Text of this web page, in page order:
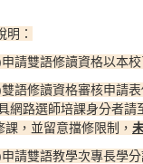
明：
請雙語修讀資格以本
語修讀資格審核申請
網路選師培課身分者
課，並留意擋修限制，
請雙語教學次專長學